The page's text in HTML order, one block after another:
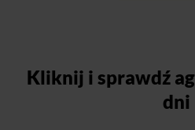
Kliknij i sprawdź
dni